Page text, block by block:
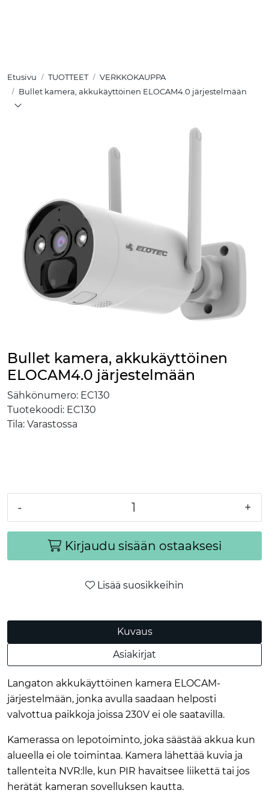
Etusivu TUOTTEET
VERKKOKAUPPA
Bullet kamera, akkukäyttöinen ELOCAM4.0 järjestelmään
Bullet kamera, akkukäyttöinen
ELOCAM4.0 järjestelmään
Sähkönumero: EC130
Tuotekoodi: EC130
Tila: Varastossa
- +
Kirjaudu sisään ostaaksesi
Lisää suosikkeihin
Kuvaus
Asiakirjat
Langaton akkukäyttöinen kamera ELOCAM-
järjestelmään, jonka avulla saadaan helposti
valvottua paikkoja joissa 230V ei ole saatavilla.
Kamerassa on lepotoiminto, joka säästää akkua kun
alueella ei ole toimintaa. Kamera lähettää kuvia ja
tallenteita NVR:lle, kun PIR havaitsee liikettä tai jos
herätät kameran sovelluksen kautta.
RATKAISUT